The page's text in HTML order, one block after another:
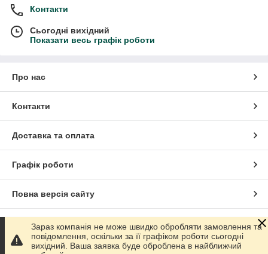
Контакти
Сьогодні вихідний
Показати весь графік роботи
Про нас
Контакти
Доставка та оплата
Графік роботи
Повна версія сайту
Сайт створено на маркетплейсі Prom.ua
Зараз компанія не може швидко обробляти замовлення та
повідомлення, оскільки за її графіком роботи сьогодні
вихідний. Ваша заявка буде оброблена в найближчий